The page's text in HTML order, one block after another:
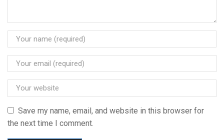
Save my name, email, and website in this browser for
the next time I comment.